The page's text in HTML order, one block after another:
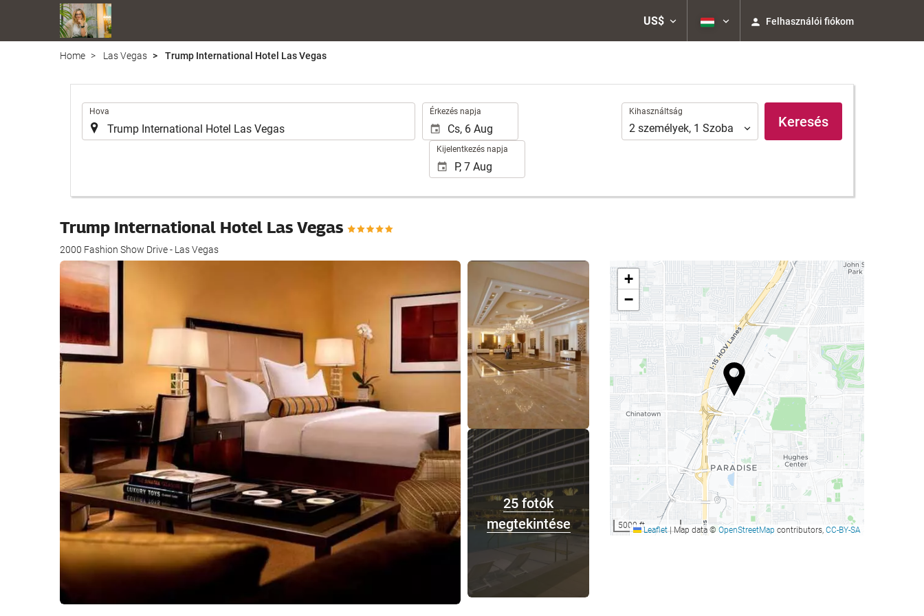
US$ Felhasználói fiókom
Home Las Vegas Trump International Hotel Las Vegas
Hova Érkezés napja
Kijelentkezés napja
Kihasználtság
Kihasználtság
2 személyek, 1 Szoba Keresés
Trump International Hotel Las Vegas
2000 Fashion Show Drive - Las Vegas
25 fotók
megtekintése
25 fotók megtekintése
+
−
5000 ftLeaflet |Map data © OpenStreetMap contributors, CC-BY-SA